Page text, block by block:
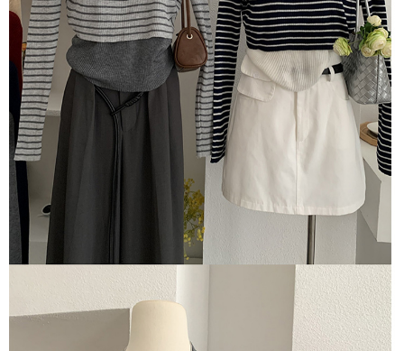
※ 交易是否成功請以「AFTEE先享後付 」之結帳頁面顯示為準，若有關於
是否繳費成功／繳費後需取消欲退款等相關疑問，請聯繫「AFTEE先享後付
客戶支援中心」https://netprotections.freshdesk.com/support/home
【注意事項】
１．透過由恩沛科技股份有限公司提供之「AFTEE先享後付」服務完成之交
易，需依本服務之必要範圍內提供個人資料，並將交易相關給付款項請求債
權轉讓予恩沛科技股份有限公司。
２．關於個人資料處理事宜，請瀏覽以下網址：
https://aftee.tw/terms/#terms3
３．未成年的使用者請事先徵得法定代理人或監護人之同意方可使用
「AFTEE先享後付」，若未經同意申辦者引起之損失，本公司不負相關責
４．使用「AFTEE先享後付」時，將依據個別帳號之用戶狀況，依本公司即
時審查核予不同之上限額度；若仍有額度不足之情形，本公司將視審查結果
請求用戶進行身份認證。
５．嚴禁一人註冊多個帳號或使用他人資訊註冊。若發現惡意使用之情形，
恩沛科技股份有限公司將有權停止該用戶之使用額度並採取法律行動。
付款後萊爾富取貨
每筆NT$80，滿NT$1,500(含以上)免運費
離島取貨加價40
每筆NT$80，滿NT$1,500(含以上)免運費
付款後7-11取貨
每筆NT$80，滿NT$1,500(含以上)免運費
宅配
每筆NT$100，滿NT$1,500(含以上)免運費
海外宅配 查看運費